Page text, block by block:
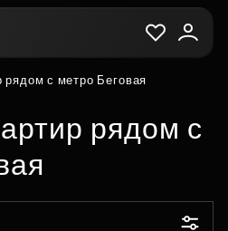
рядом с метро Беговая
рядом с